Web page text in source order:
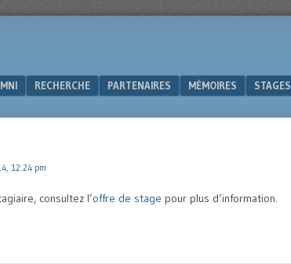
RECHERCHE PARTENAIRES MÉMOIRES STAGES
12:24 pm
consultez l’offre de stage pour plus d’information.